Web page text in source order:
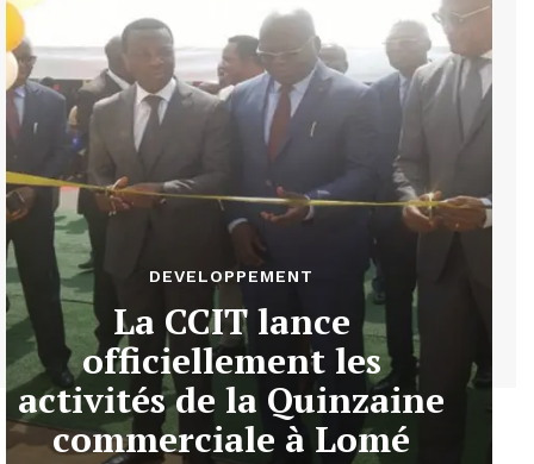
DEVELOPPEMENT
La CCIT lance
officiellement les
activités de la Quinzaine
commerciale à Lomé